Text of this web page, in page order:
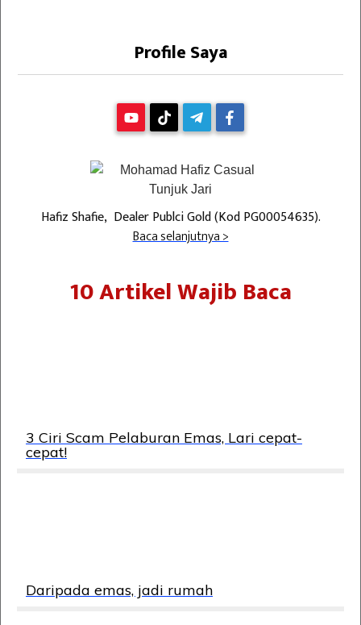
Profile Saya
Hafiz Shafie, Dealer Publci Gold (Kod PG00054635).
Baca selanjutnya >
10 Artikel Wajib Baca
3 Ciri Scam Pelaburan Emas, Lari cepat-
cepat!
Daripada emas, jadi rumah